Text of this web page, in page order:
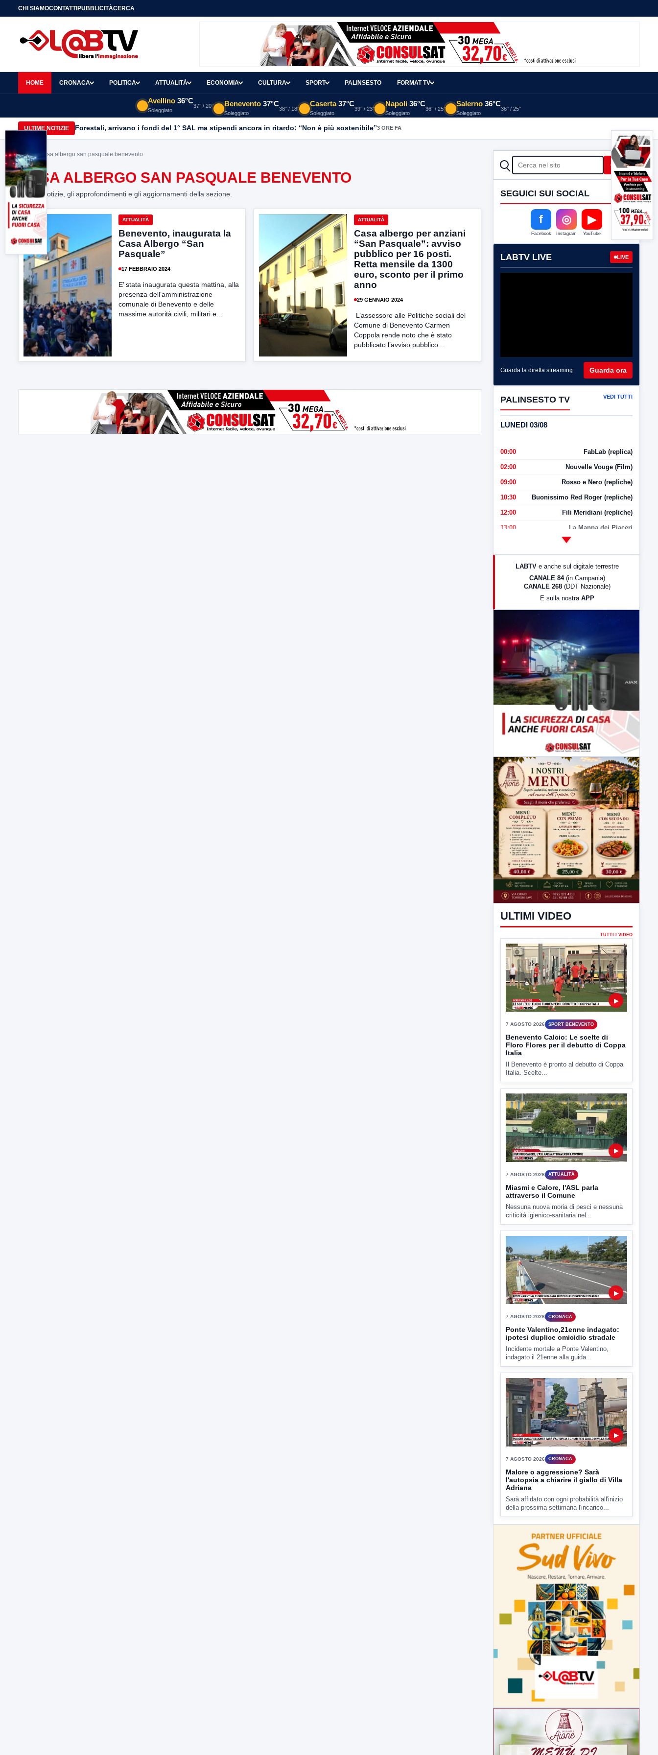
CHI SIAMOCONTATTIPUBBLICITÀCERCA
HOME CRONACA POLITICA ATTUALITÀ ECONOMIA CULTURA SPORT PALINSESTO FORMAT TV
Avellino 36°C
Soleggiato
37° / 20° Benevento 37°C
Soleggiato
38° / 18°
Caserta 37°C
Soleggiato
39° / 23°
Napoli 36°C
Soleggiato
36° / 25°
Salerno 36°C
Soleggiato
36° / 25°
ULTIME NOTIZIE Forestali, arrivano i fondi del 1° SAL ma stipendi ancora in ritardo: “Non è più sostenibile”3 ORE FA
Home> casa albergo san pasquale benevento
CASA ALBERGO SAN PASQUALE BENEVENTO
Tutte le notizie, gli approfondimenti e gli aggiornamenti della sezione.
ATTUALITÀ
Benevento, inaugurata la
Casa Albergo “San
Pasquale”
17 FEBBRAIO 2024
E’ stata inaugurata questa mattina, alla
presenza dell’amministrazione
comunale di Benevento e delle
massime autorità civili, militari e...
ATTUALITÀ
Casa albergo per anziani
“San Pasquale”: avviso
pubblico per 16 posti.
Retta mensile da 1300
euro, sconto per il primo
anno
29 GENNAIO 2024
L’assessore alle Politiche sociali del
Comune di Benevento Carmen
Coppola rende noto che è stato
pubblicato l’avviso pubblico...
CERCA Cerca
SEGUICI SUI SOCIAL
f
Facebook
◎
Instagram
▶
YouTube
LABTV LIVE LIVE
Guarda la diretta streaming Guarda ora
PALINSESTO TV VEDI TUTTI
LUNEDI 03/08
00:00 FabLab (replica)
02:00 Nouvelle Vouge (Film)
09:00 Rosso e Nero (repliche)
10:30 Buonissimo Red Roger (repliche)
12:00 Fili Meridiani (repliche)
13:00 La Mappa dei Piaceri
LabNews (Diretta)
LABTV e anche sul digitale terrestre
CANALE 84 (in Campania)
CANALE 268 (DDT Nazionale)
E sulla nostra APP
ULTIMI VIDEO
▶
7 AGOSTO 2026 SPORT BENEVENTO
Benevento Calcio: Le scelte di
Floro Flores per il debutto di Coppa
Italia
Il Benevento è pronto al debutto di Coppa
Italia. Scelte...
▶
Miasmi e Calore, l'ASL parla
attraverso il Comune
Nessuna nuova moria di pesci e nessuna
criticità igienico-sanitaria nel...
▶
Ponte Valentino,21enne indagato:
ipotesi duplice omicidio stradale
Incidente mortale a Ponte Valentino,
7 AGOSTO 2026 CRONACA
Malore o aggressione? Sarà
l'autopsia a chiarire il giallo di Villa
Adriana
Sarà affidato con ogni probabilità all'inizio
della prossima settimana l'incarico...